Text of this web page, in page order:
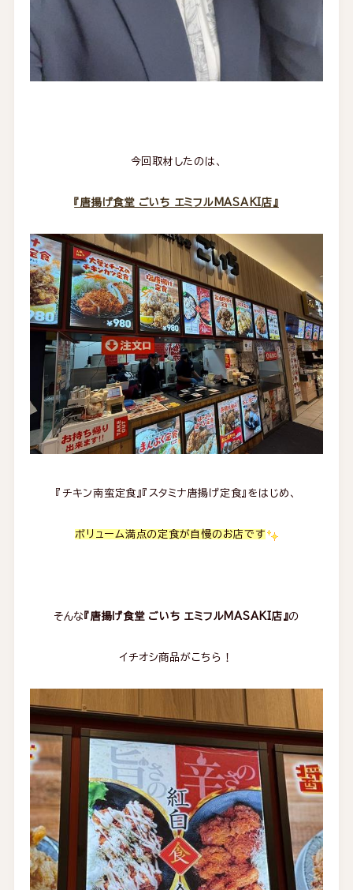
今回取材したのは、
『唐揚げ食堂 ごいち エミフルMASAKI店』
『チキン南蛮定食』『スタミナ唐揚げ定食』をはじめ、
ボリューム満点の定食が自慢のお店です
そんな『唐揚げ食堂 ごいち エミフルMASAKI店』の
イチオシ商品がこちら！